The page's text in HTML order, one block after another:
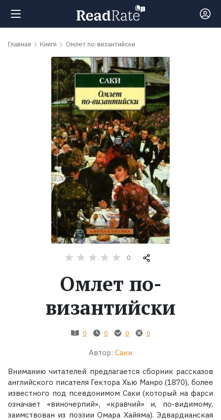
Поиск
Рейтинги
обсуждаемые
Главная Книги Омлет по-византийски
0
Омлет по-
византийски
0 0 0 0
Автор: Саки
Вниманию читателей предлагается сборник рассказов
английского писателя Гектора Хью Манро (1870), более
известного под псевдонимом Саки (который на фарси
означает «виночерпий», «кравчий» и, по-видимому,
заимствован из поэзии Омара Хайяма). Эдвардианская